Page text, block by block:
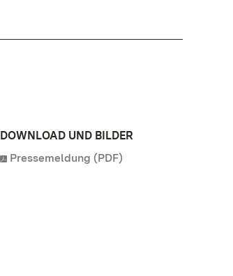
DOWNLOAD UND BILDER
Pressemeldung (PDF)